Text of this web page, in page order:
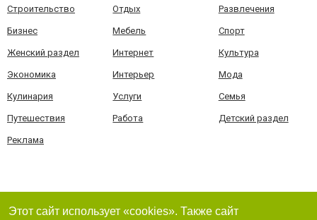
Строительство Отдых Развлечения
Бизнес Мебель Спорт
Женский раздел Интернет Культура
Экономика Интерьер Мода
Кулинария Услуги Семья
Путешествия Работа Детский раздел
Реклама
Этот сайт использует «cookies». Также сайт